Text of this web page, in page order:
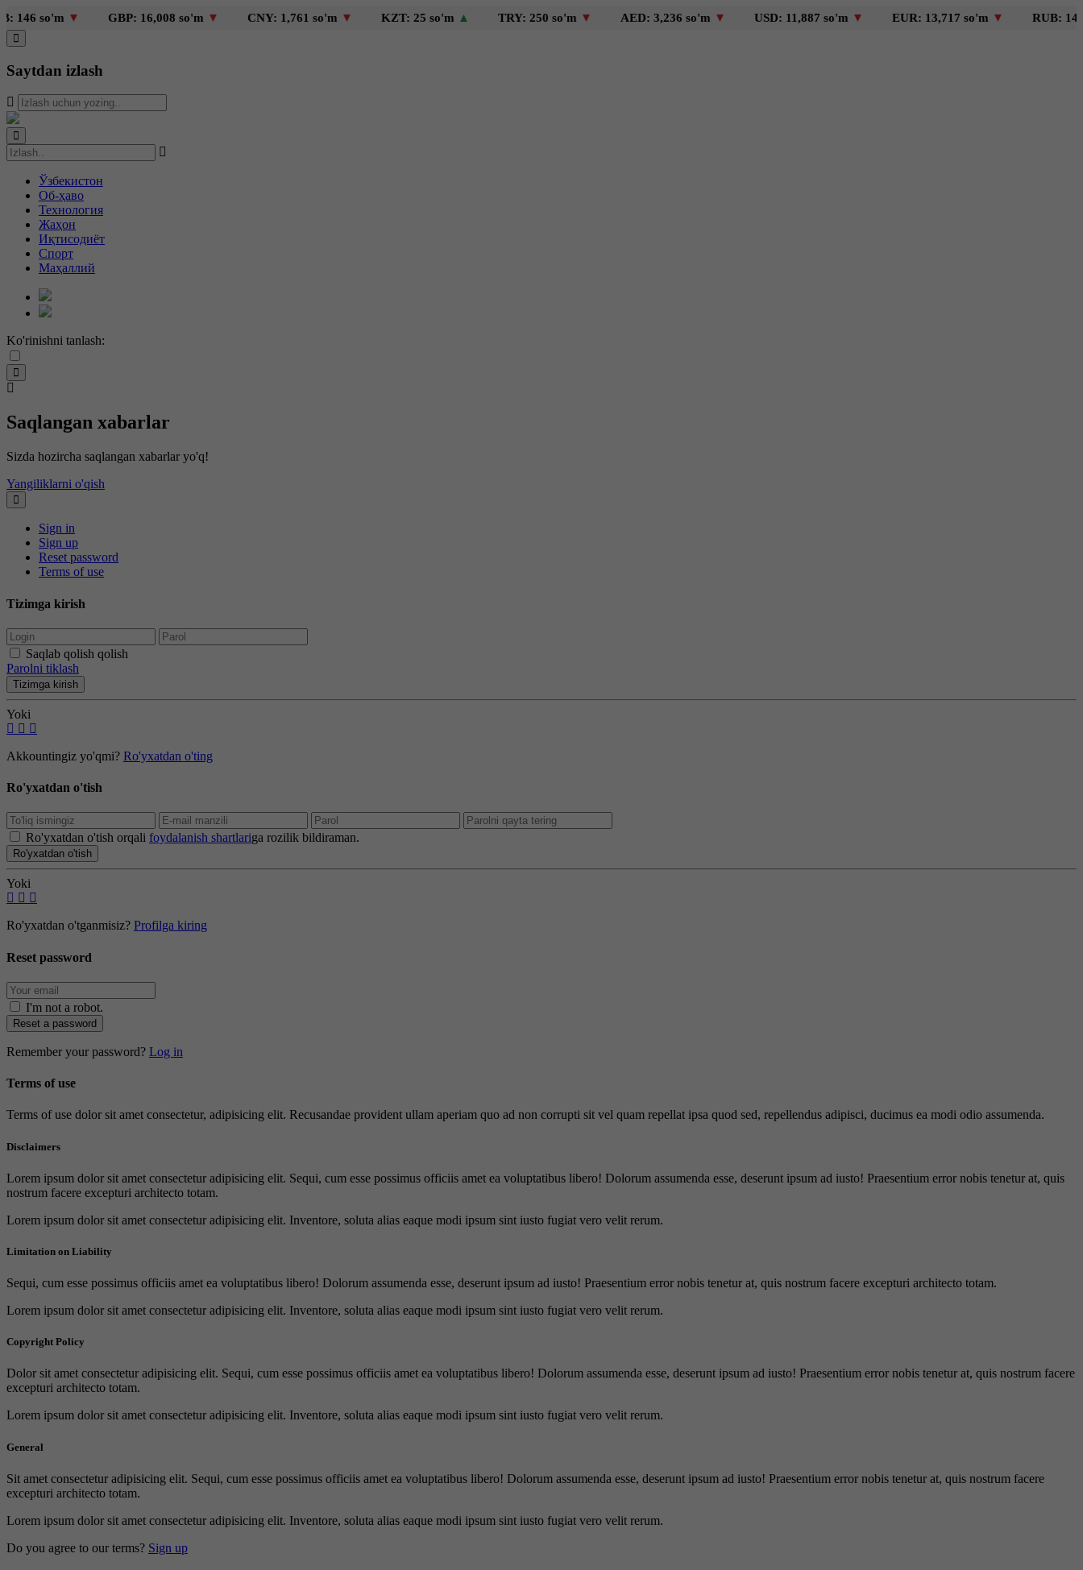
▼ GBP: 16,008 so'm▼ CNY: 1,761 so'm▼ KZT: 25 so'm ▲ TRY: 250 so'm▼ AED: 3,236 so'm▼ USD: 11,887 so'm▼ EUR: 13,717 so'm▼ RUB: 146 so'm
Saytdan izlash
Ўзбекистон
Об-ҳаво
Технология
Жаҳон
Иқтисодиёт
Спорт
Маҳаллий
Ko'rinishni tanlash:
Saqlangan xabarlar
Sizda hozircha saqlangan xabarlar yo'q!
Yangiliklarni o'qish
Sign in
Sign up
Reset password
Terms of use
Tizimga kirish
Saqlab qolish qolish
Parolni tiklash
Tizimga kirish
Yoki
Akkountingiz yo'qmi? Ro'yxatdan o'ting
Ro'yxatdan o'tish
Ro'yxatdan o'tish orqali foydalanish shartlariga rozilik bildiraman.
Ro'yxatdan o'tish
Yoki
Ro'yxatdan o'tganmisiz? Profilga kiring
Reset password
I'm not a robot.
Reset a password
Remember your password? Log in
Terms of use
Terms of use dolor sit amet consectetur, adipisicing elit. Recusandae provident ullam aperiam quo ad non corrupti sit vel quam repellat ipsa quod sed, repellendus adipisci, ducimus ea modi odio assumenda.
Disclaimers
Lorem ipsum dolor sit amet consectetur adipisicing elit. Sequi, cum esse possimus officiis amet ea voluptatibus libero! Dolorum assumenda esse, deserunt ipsum ad iusto! Praesentium error nobis tenetur at, quis
nostrum facere excepturi architecto totam.
Lorem ipsum dolor sit amet consectetur adipisicing elit. Inventore, soluta alias eaque modi ipsum sint iusto fugiat vero velit rerum.
Limitation on Liability
Sequi, cum esse possimus officiis amet ea voluptatibus libero! Dolorum assumenda esse, deserunt ipsum ad iusto! Praesentium error nobis tenetur at, quis nostrum facere excepturi architecto totam.
Lorem ipsum dolor sit amet consectetur adipisicing elit. Inventore, soluta alias eaque modi ipsum sint iusto fugiat vero velit rerum.
Copyright Policy
Dolor sit amet consectetur adipisicing elit. Sequi, cum esse possimus officiis amet ea voluptatibus libero! Dolorum assumenda esse, deserunt ipsum ad iusto! Praesentium error nobis tenetur at, quis nostrum facere
excepturi architecto totam.
Lorem ipsum dolor sit amet consectetur adipisicing elit. Inventore, soluta alias eaque modi ipsum sint iusto fugiat vero velit rerum.
General
Sit amet consectetur adipisicing elit. Sequi, cum esse possimus officiis amet ea voluptatibus libero! Dolorum assumenda esse, deserunt ipsum ad iusto! Praesentium error nobis tenetur at, quis nostrum facere
excepturi architecto totam.
Lorem ipsum dolor sit amet consectetur adipisicing elit. Inventore, soluta alias eaque modi ipsum sint iusto fugiat vero velit rerum.
Do you agree to our terms? Sign up